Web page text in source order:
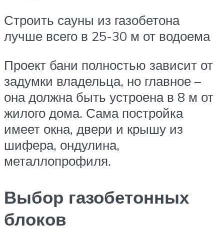
Строить сауны из газобетона
лучше всего в 25-30 м от водоема
Проект бани полностью зависит от
задумки владельца, но главное –
она должна быть устроена в 8 м от
жилого дома. Сама постройка
имеет окна, двери и крышу из
шифера, ондулина,
металлопрофиля.
Выбор газобетонных
блоков